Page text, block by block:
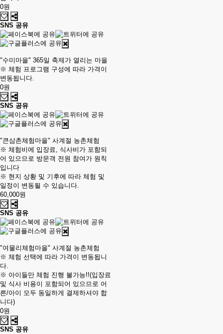
0원
SNS 공유
"수미마을" 365일 축제가 열리는 마을
※ 체험 프로그램 구성에 따라 가격이
변동됩니다.
0원
SNS 공유
"큰삼촌체험마을" 사계절 농촌체험
※ 체험비에 입장료, 식사비가 포함되
어 있으므로 방문객 전원 참여가 원칙
입니다
※ 현지 상황 및 기후에 따라 체험 및
일정이 변동될 수 있습니다.
60,000원
SNS 공유
"여물리체험마을" 사계절 농촌체험
※ 체험 선택에 따라 가격이 변동됩니
다.
※ 아이들만 체험 진행 불가능!!(입장료
및 식사 비용이 포함되어 있으므로 어
른/아이 모두 동일하게 결제하셔야 합
니다)
0원
SNS 공유